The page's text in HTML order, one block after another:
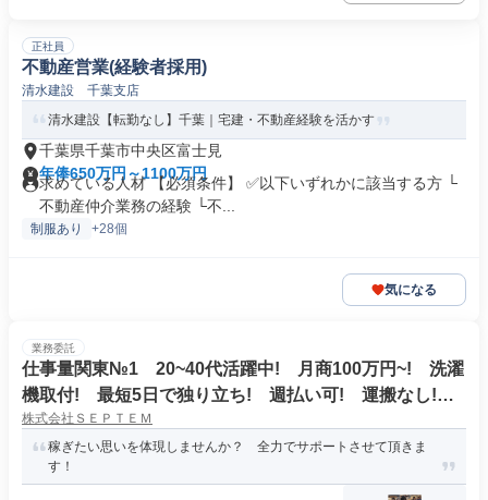
正社員
不動産営業(経験者採用)
清水建設 千葉支店
清水建設【転勤なし】千葉｜宅建・不動産経験を活かす
千葉県千葉市中央区富士見
年俸650万円～1100万円
求めている人材 【必須条件】 ✅以下いずれかに該当する方 └
不動産仲介業務の経験 └不...
制服あり +28個
気になる
業務委託
仕事量関東№1 20~40代活躍中! 月商100万円~! 洗濯
機取付! 最短5日で独り立ち! 週払い可! 運搬なし!
直行直帰!
株式会社ＳＥＰＴＥＭ
稼ぎたい思いを体現しませんか？ 全力でサポートさせて頂きま
す！